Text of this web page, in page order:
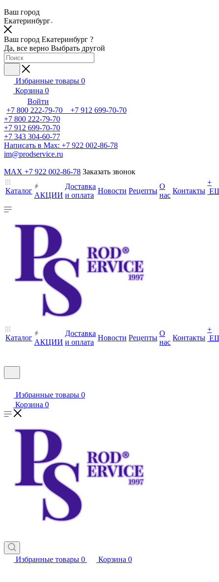
Ваш город
Екатеринбург
Ваш город Екатеринбург ?
Да, все верно Выбрать другой
Избранные товары 0
Корзина 0
Войти
+7 800 222-79-70 +7 912 699-70-70
+7 800 222-79-70
+7 912 699-70-70
+7 343 304-60-77
Написать в Max: +7 922 002-86-78
im@prodservice.ru
MAX +7 922 002-86-78 Заказать звонок
Каталог
АКЦИИ
Доставка
и оплата
Новости Рецепты
О
нас
Контакты
+
Каталог
АКЦИИ
Доставка
и оплата
Новости Рецепты
О
нас
Контакты
+
Избранные товары 0
Корзина 0
Избранные товары 0 Корзина 0